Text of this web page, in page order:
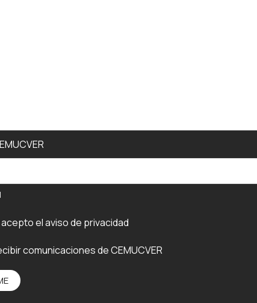
acepto elaviso de privacidad
comunicaciones de CEMUCVER